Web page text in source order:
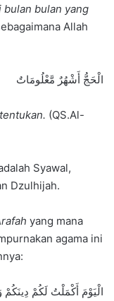
bulan yang
Allah
الْحَجُّ أَشْهُرٌ مَّعْلُومَاتٌ
(QS.Al-
Syawal,
Dzulhijah.
yang mana
agama ini
الْيَوْمَ أَكْمَلْتُ لَكُمْ